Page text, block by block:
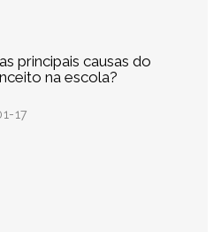
principais causas do
na escola?
17